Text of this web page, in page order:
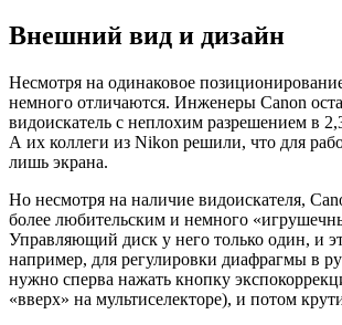
Внешний вид и дизайн
Несмотря на одинаковое
немного отличаются. Инженеры Canon
видоискатель с неплохим разрешением в
А их коллеги из Nikon решили, что для
лишь экрана.
Но несмотря на наличие видоискателя,
более любительским и немного
Управляющий диск у него только один, и
например, для регулировки диафрагмы в
нужно сперва нажать кнопку
«вверх» на мультиселекторе), и потом